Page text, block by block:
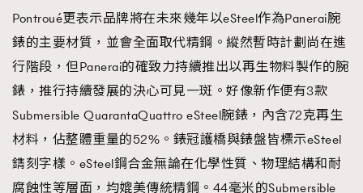
Pontroué更表示品牌將在未來幾年以eSteel作為Panerai腕
錶的主要材質，並會全面取代精鋼。縱然暫時計劃尚在進
行階段，但Panerai的確致力持續推出以再生物料製作的腕
錶，推行持續發展的決心可見一斑。好像新作便有3款
Submersible QuarantaQuattro eSteel腕錶，內含72克再生
材料，佔整體重量的52%。錶冠護橋與錶盤皆標示eSteel
鐫刻字樣。eSteel鋼合金無論在化學性質、物理結構和耐
腐蝕性等層面，均媲美傳統精鋼。44毫米的Submersible